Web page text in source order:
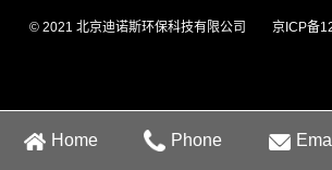
© 2021 北京迪诺斯环保科技有限公司 京ICP备
Home Phone